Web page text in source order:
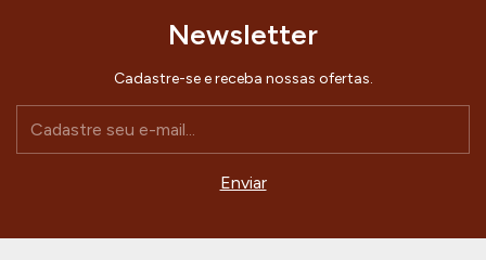
Newsletter
Cadastre-se e receba nossas ofertas.